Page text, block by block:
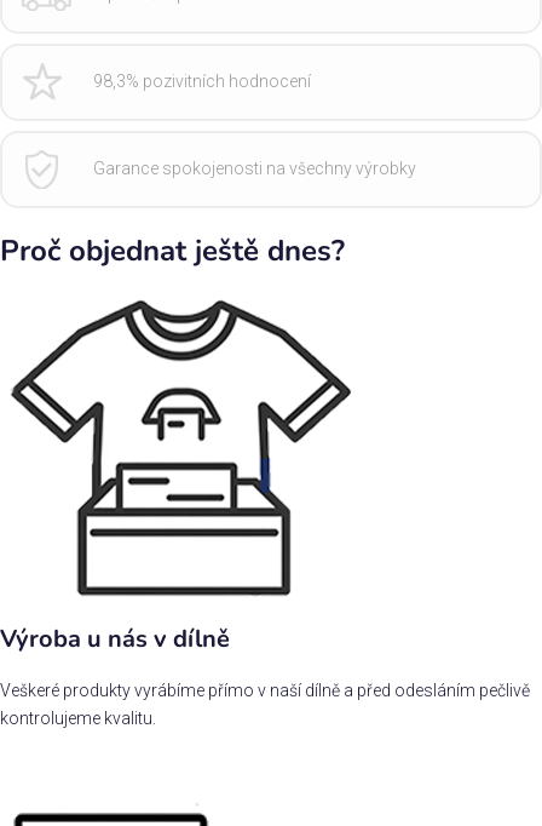
98,3% pozivitních hodnocení
Garance spokojenosti na všechny výrobky
Proč objednat ještě dnes?
Výroba u nás v dílně
Veškeré produkty vyrábíme přímo v naší dílně a před odesláním pečlivě
kontrolujeme kvalitu.